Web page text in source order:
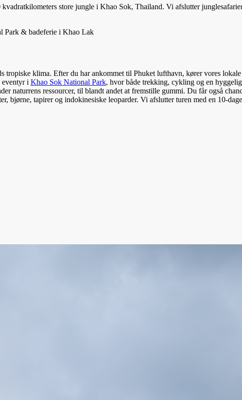
store jungle i Khao Sok, Thailand. Vi afslutter
Park & badeferie i Khao Lak
tropiske klima. Efter du har ankommet til Phuket lufthavn, kører vores
eventyr i Khao Sok National Park, hvor både trekking, cykling og en
naturrens ressourcer, til blandt andet at fremstille gummi. Du får også
bjørne, tapirer og indokinesiske leoparder. Vi afslutter turen med en 10-